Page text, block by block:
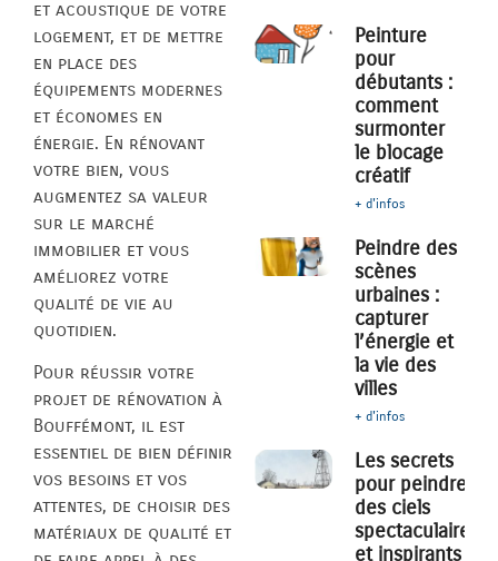
et acoustique de votre
logement, et de mettre
en place des
équipements modernes
et économes en
énergie. En rénovant
votre bien, vous
augmentez sa valeur
sur le marché
immobilier et vous
améliorez votre
qualité de vie au
quotidien.
Pour réussir votre
projet de rénovation à
Bouffémont, il est
essentiel de bien définir
vos besoins et vos
attentes, de choisir des
matériaux de qualité et
Peinture
pour
débutants :
comment
surmonter
le blocage
créatif
+ d'infos
Peindre des
scènes
urbaines :
capturer
l’énergie et
la vie des
villes
+ d'infos
Les secrets
pour peindre
des ciels
spectaculaires
et inspirants